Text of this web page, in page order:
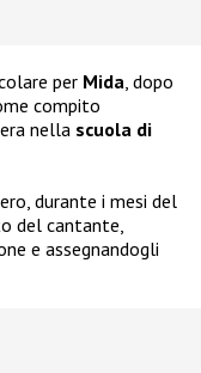
per Mida , dopo
compito
nella scuola di
durante i mesi del
del cantante,
e assegnandogli